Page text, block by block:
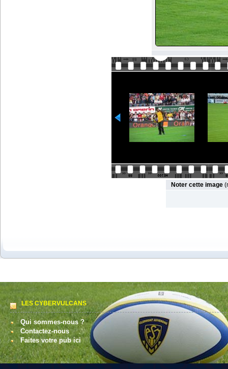
Noter cette image
LES CYBERVULCANS
Qui sommes-nous ?
Contactez-nous
Faites votre pub ici